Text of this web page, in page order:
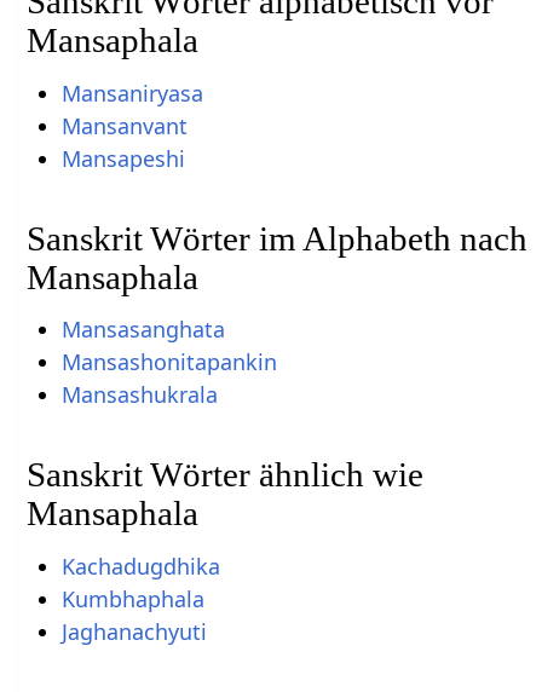
Mansaphala
Mansaniryasa
Mansanvant
Mansapeshi
Sanskrit Wörter im Alphabeth nach
Mansaphala
Mansasanghata
Mansashonitapankin
Mansashukrala
Sanskrit Wörter ähnlich wie
Mansaphala
Kachadugdhika
Kumbhaphala
Jaghanachyuti